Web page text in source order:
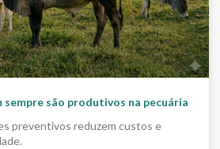
são produtivos na pecuária
preventivos reduzem custos e